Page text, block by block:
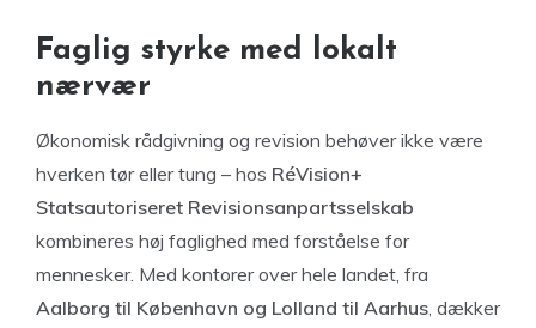
Faglig styrke med lokalt
nærvær
Økonomisk rådgivning og revision behøver ikke være
hverken tør eller tung – hos RéVision+
Statsautoriseret Revisionsanpartsselskab
kombineres høj faglighed med forståelse for
mennesker. Med kontorer over hele landet, fra
Aalborg til København og Lolland til Aarhus, dækker